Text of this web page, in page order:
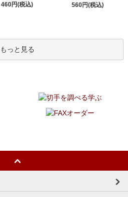
460円(税込)
560円(税込)
もっと見る